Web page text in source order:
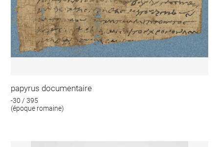
papyrus documentaire
-30 / 395
(époque romaine)